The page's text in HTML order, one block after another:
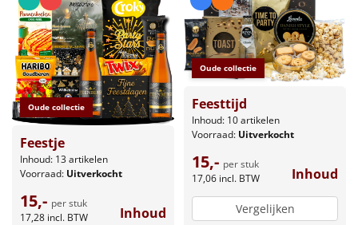
Oude collectie
Feestje
Inhoud: 13 artikelen
Voorraad: Uitverkocht
15,- per stuk
17,28 incl. BTW Inhoud
Oude collectie
Feesttijd
Inhoud: 10 artikelen
Voorraad: Uitverkocht
15,- per stuk
17,06 incl. BTW Inhoud
Vergelijken